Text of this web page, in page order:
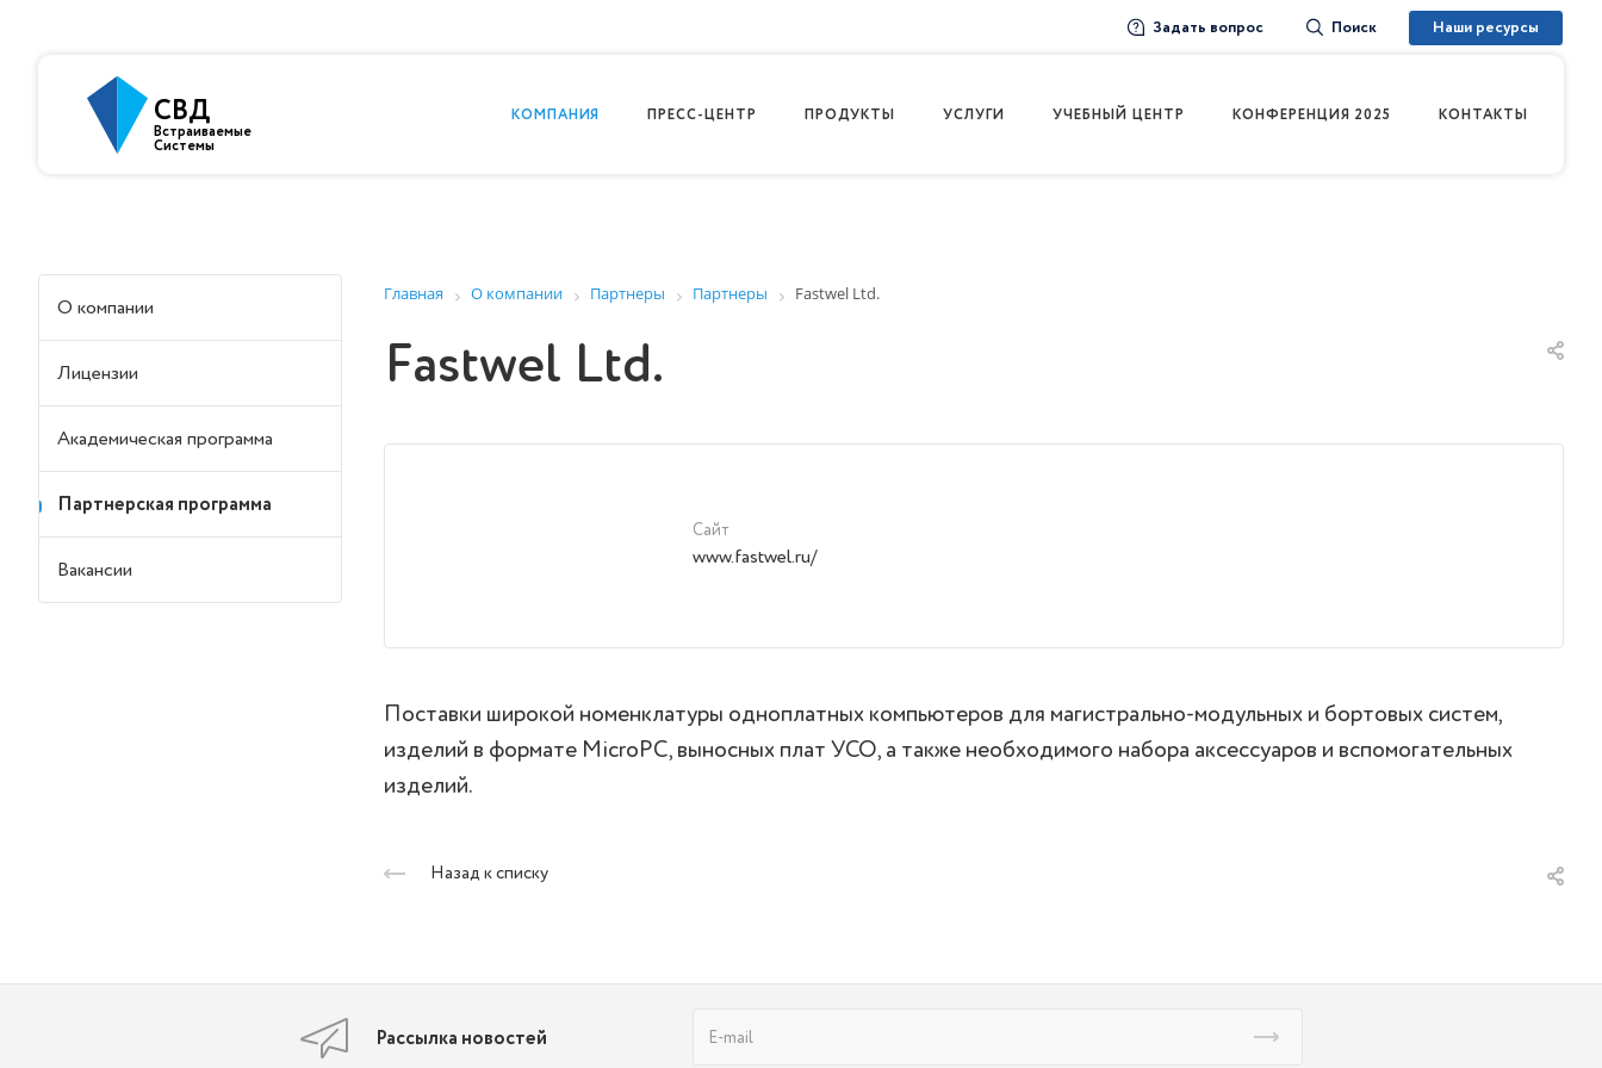
Наши ресурсы
Задать вопрос Поиск
СВД
Встраиваемые
Системы
КОМПАНИЯ ПРЕСС-ЦЕНТР ПРОДУКТЫ УСЛУГИ УЧЕБНЫЙ ЦЕНТР КОНФЕРЕНЦИЯ 2025 КОНТАКТЫ
Главная О компании Партнеры Партнеры Fastwel Ltd.
Fastwel Ltd.
Сайт
www.fastwel.ru/
Поставки широкой номенклатуры одноплатных компьютеров для магистрально-модульных и бортовых систем,
изделий в формате MicroPC, выносных плат УСО, а также необходимого набора аксессуаров и вспомогательных
изделий.
Назад к списку
О компании
Лицензии
Академическая программа
Партнерская программа
Вакансии
Рассылка новостей